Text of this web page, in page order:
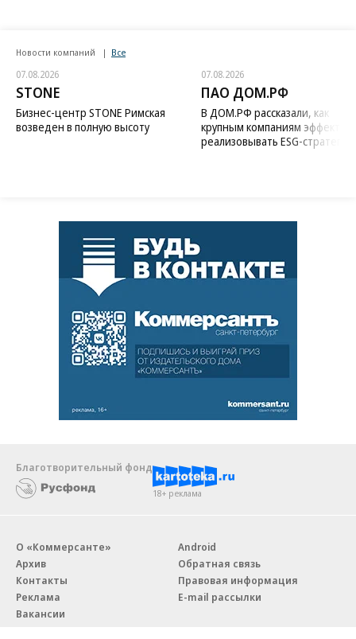
Новости компаний Все
07.08.2026
STONE
Бизнес-центр STONE Римская
возведен в полную высоту
07.08.2026
ПАО ДОМ.РФ
В ДОМ.РФ рассказали, как
крупным компаниям
реализовывать ESG-стратегию
Благотворительный фонд
18+ реклама
О «Коммерсанте»
Архив
Контакты
Реклама
Вакансии
Android
Обратная связь
Правовая информация
E-mail рассылки